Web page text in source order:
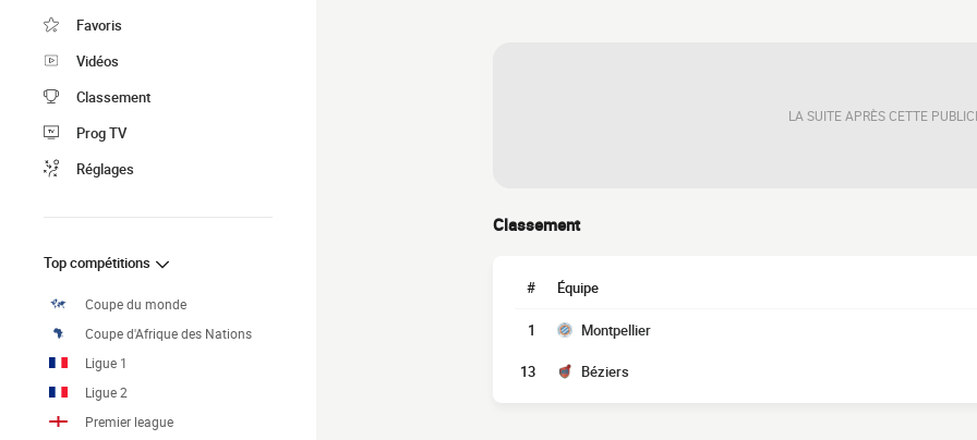
Favoris
Vidéos
Classement
Prog TV
Réglages
Top compétitions
Coupe du monde
Coupe d'Afrique des Nations
Ligue 1
Ligue 2
Premier league
LA SUITE APRÈS CETTE
Classement
# Équipe
1 Montpellier
13 Béziers